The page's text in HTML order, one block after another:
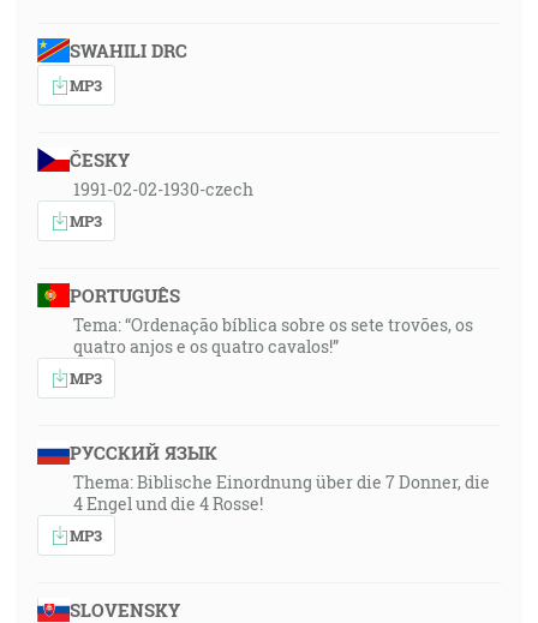
SWAHILI DRC
MP3
ČESKY
1991-02-02-1930-czech
MP3
PORTUGUÊS
Tema: “Ordenação bíblica sobre os sete trovões, os
quatro anjos e os quatro cavalos!”
MP3
РУССКИЙ ЯЗЫК
Thema: Biblische Einordnung über die 7 Donner, die
4 Engel und die 4 Rosse!
MP3
SLOVENSKY